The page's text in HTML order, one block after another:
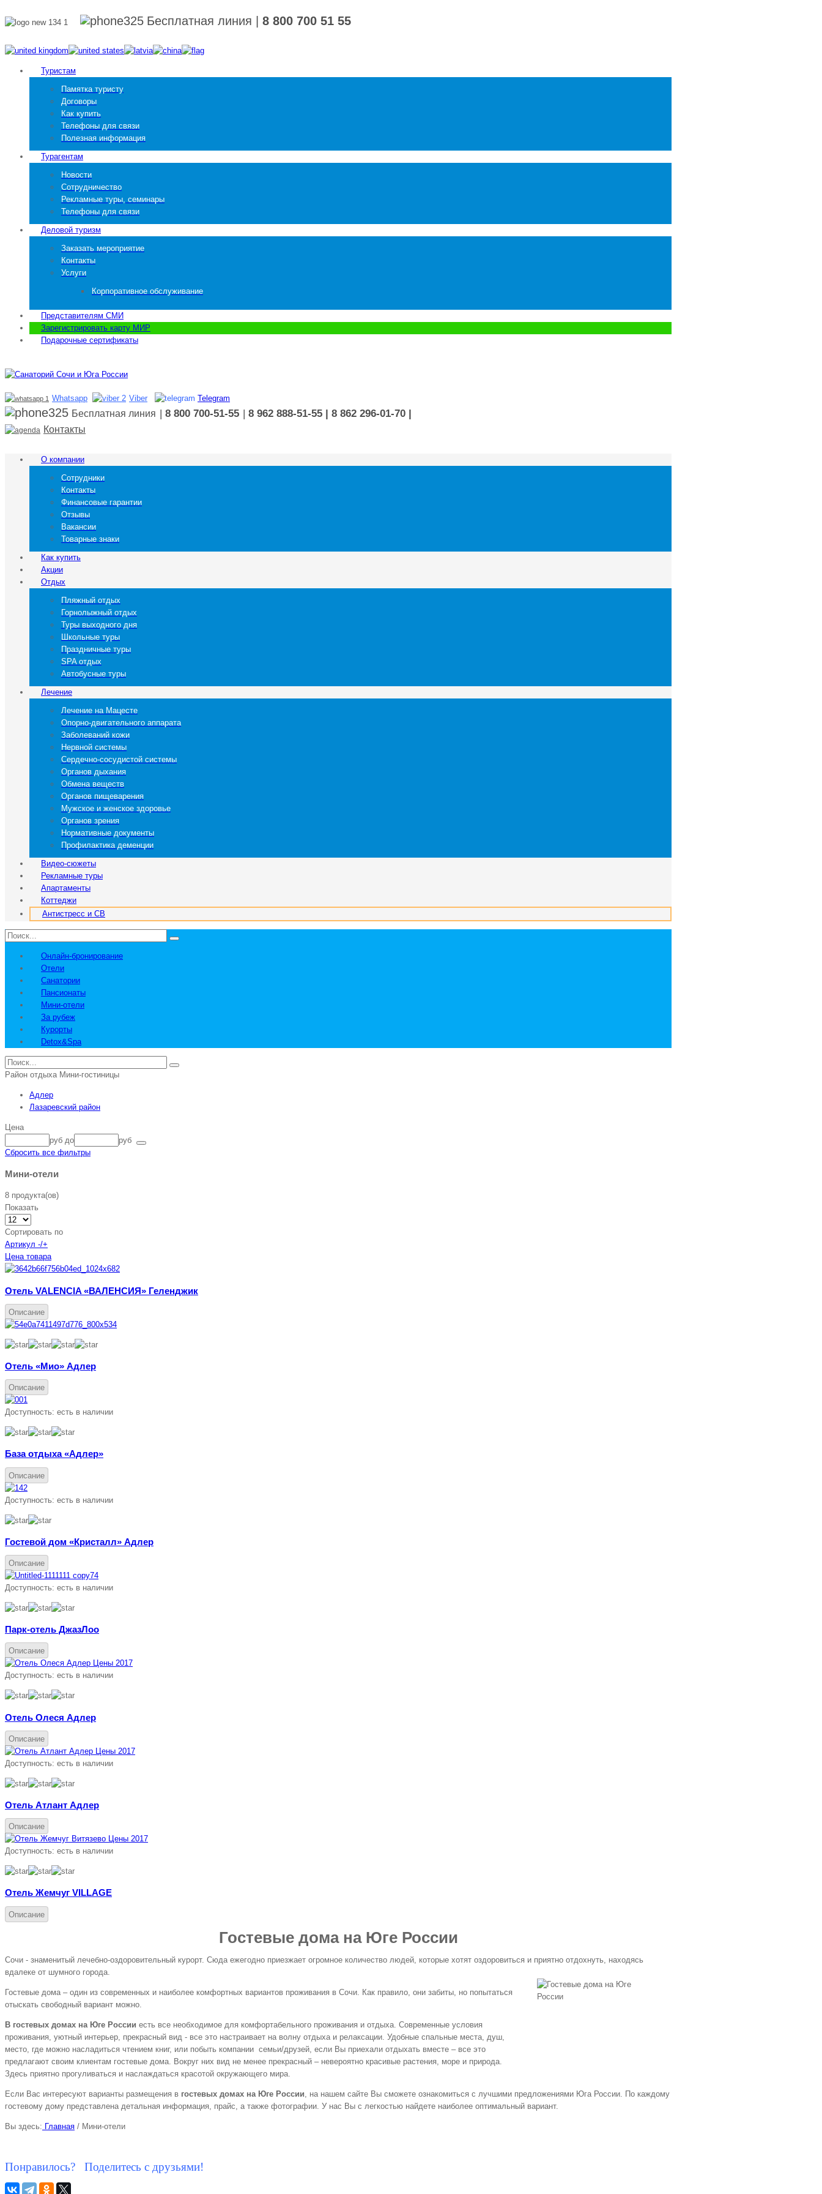
Бесплатная линия 8 800 700 51 55
Туристам
Памятка туристу
Договоры
Как купить
Телефоны для связи
Полезная информация
Турагентам
Новости
Сотрудничество
Рекламные туры, семинары
Телефоны для связи
Деловой туризм
Заказать мероприятие
Контакты
Услуги
Корпоративное обслуживание
Представителям СМИ
Зарегистрировать карту МИР
Подарочные сертификаты
Whatsapp Viber Telegram
Бесплатная линия | 8 800 700-51-55 | 8 962 888-51-55 | 8 862 296-01-70 |
Контакты
О компании
Сотрудники
Контакты
Финансовые гарантии
Отзывы
Вакансии
Товарные знаки
Как купить
Акции
Отдых
Пляжный отдых
Горнолыжный отдых
Туры выходного дня
Школьные туры
Праздничные туры
SPA отдых
Автобусные туры
Лечение
Лечение на Мацесте
Опорно-двигательного аппарата
Заболеваний кожи
Нервной системы
Сердечно-сосудистой системы
Органов дыхания
Обмена веществ
Органов пищеварения
Мужское и женское здоровье
Органов зрения
Нормативные документы
Профилактика деменции
Видео-сюжеты
Рекламные туры
Апартаменты
Коттеджи
Антистресс и СВ
Онлайн-бронирование
Отели
Санатории
Пансионаты
Мини-отели
За рубеж
Курорты
Detox&Spa
Район отдыха Мини-гостиницы
Адлер
Лазаревский район
Цена
руб до
руб
Сбросить все фильтры
Мини-отели
8 продукта(ов)
Показать
Сортировать по
Артикул -/+
Цена товара
Отель VALENCIA «ВАЛЕНСИЯ» Геленджик
Описание
Отель «Мио» Адлер
Описание
Доступность: есть в наличии
База отдыха «Адлер»
Описание
Доступность: есть в наличии
Гостевой дом «Кристалл» Адлер
Описание
Доступность: есть в наличии
Парк-отель ДжазЛоо
Описание
Доступность: есть в наличии
Отель Олеся Адлер
Описание
Доступность: есть в наличии
Отель Атлант Адлер
Описание
Доступность: есть в наличии
Отель Жемчуг VILLAGE
Описание
Гостевые дома на Юге России
Сочи - знаменитый лечебно-оздоровительный курорт. Сюда ежегодно приезжает огромное количество людей, которые хотят оздоровиться и приятно отдохнуть, находясь
вдалеке от шумного города.
Гостевые дома – один из современных и наиболее комфортных вариантов проживания в Сочи. Как правило, они забиты, но попытаться
отыскать свободный вариант можно.
В гостевых домах на Юге России есть все необходимое для комфортабельного проживания и отдыха. Современные условия
проживания, уютный интерьер, прекрасный вид - все это настраивает на волну отдыха и релаксации. Удобные спальные места, душ,
место, где можно насладиться чтением книг, или побыть компании семьи/друзей, если Вы приехали отдыхать вместе – все это
предлагают своим клиентам гостевые дома. Вокруг них вид не менее прекрасный – невероятно красивые растения, море и природа.
Здесь приятно прогуливаться и наслаждаться красотой окружающего мира.
Если Вас интересуют варианты размещения в гостевых домах на Юге России, на нашем сайте Вы сможете ознакомиться с лучшими предложениями Юга России. По каждому
гостевому дому представлена детальная информация, прайс, а также фотографии. У нас Вы с легкостью найдете наиболее оптимальный вариант.
Вы здесь: Главная / Мини-отели
Понравилось? Поделитесь с друзьями!